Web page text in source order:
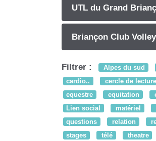
UTL du Grand
Briançon Club
Filtrer : Alpes du sud
cardio..
cercle de lecture
equestre
equitation
Lien social
matériel
questions
relation
stages
télé theatre